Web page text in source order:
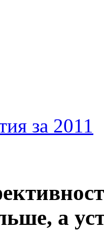
за 2011
а